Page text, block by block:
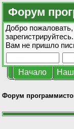
Форум
Добро пожаловать,
зарегистрируйтесь.
Вам не пришло
Начало
Форум